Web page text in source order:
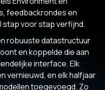
feedbackrondes en
voor stap verfijnd.
robuuste datastructuur
en koppelde die aan
interface. Elk
vernieuwd, en elk halfjaar
toegevoegd. Zo